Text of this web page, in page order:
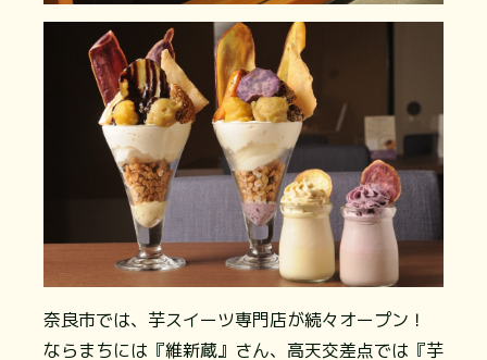
奈良市では、芋スイーツ専門店が続々オープン！
ならまちには『維新蔵』さん、高天交差点では『芋